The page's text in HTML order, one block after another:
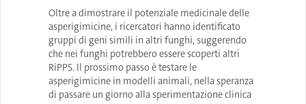
Oltre a dimostrare il potenziale medicinale delle
asperigimicine, i ricercatori hanno identificato
gruppi di geni simili in altri funghi, suggerendo
che nei funghi potrebbero essere scoperti altri
RiPPS. Il prossimo passo è testare le
asperigimicine in modelli animali, nella speranza
di passare un giorno alla sperimentazione clinica